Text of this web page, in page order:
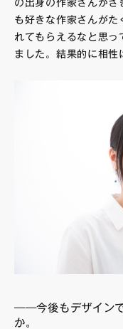
の出身の作家さんがさ
も好きな作家さんがた
れてもらえるなと思っ
ました。結果的に相性
――今後もデザイン
か。